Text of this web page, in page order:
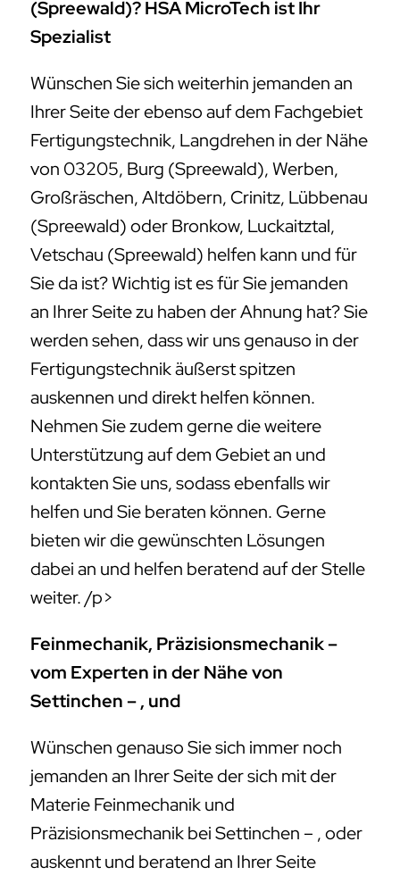
(Spreewald)? HSA MicroTech ist Ihr
Spezialist
Wünschen Sie sich weiterhin jemanden an
Ihrer Seite der ebenso auf dem Fachgebiet
Fertigungstechnik, Langdrehen in der Nähe
von 03205, Burg (Spreewald), Werben,
Großräschen, Altdöbern, Crinitz, Lübbenau
(Spreewald) oder Bronkow, Luckaitztal,
Vetschau (Spreewald) helfen kann und für
Sie da ist? Wichtig ist es für Sie jemanden
an Ihrer Seite zu haben der Ahnung hat? Sie
werden sehen, dass wir uns genauso in der
Fertigungstechnik äußerst spitzen
auskennen und direkt helfen können.
Nehmen Sie zudem gerne die weitere
Unterstützung auf dem Gebiet an und
kontakten Sie uns, sodass ebenfalls wir
helfen und Sie beraten können. Gerne
bieten wir die gewünschten Lösungen
dabei an und helfen beratend auf der Stelle
weiter. /p>
Feinmechanik, Präzisionsmechanik –
vom Experten in der Nähe von
Settinchen – , und
Wünschen genauso Sie sich immer noch
jemanden an Ihrer Seite der sich mit der
Materie Feinmechanik und
Präzisionsmechanik bei Settinchen – , oder
auskennt und beratend an Ihrer Seite